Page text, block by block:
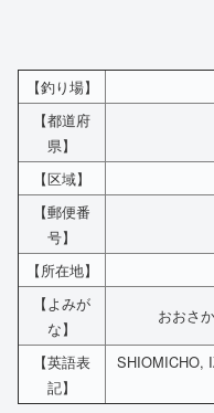
【釣り場】
【都道府
県】
【区域】
【郵便番
号】
【所在地】
【よみが
な】
おおさ
【英語表
記】
SHIOMICHO,